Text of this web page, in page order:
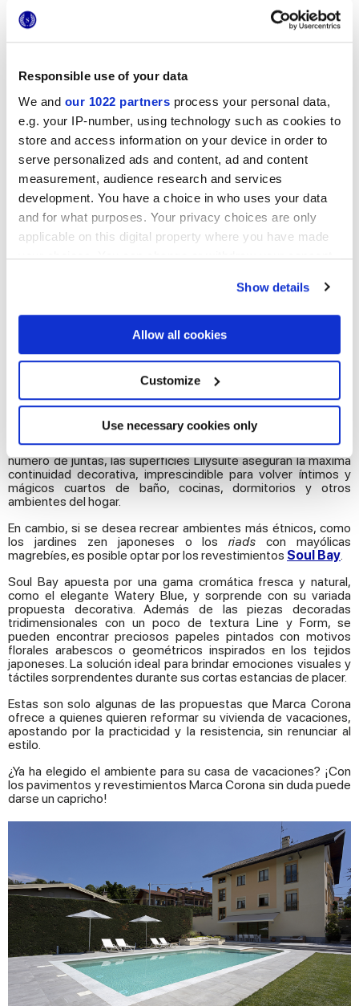
Responsible use of your data
We and our 1022 partners process your personal data,
e.g. your IP-number, using technology such as cookies to
store and access information on your device in order to
serve personalized ads and content, ad and content
measurement, audience research and services
development. You have a choice in who uses your data
and for what purposes. Your privacy choices are only
applicable on this digital property where you have made
your choices. You can change or withdraw your consent
If you allow, we would also like to:
Collect information about your geographical
location which can be accurate to within several
Identify your device by actively scanning it for
specific characteristics (fingerprinting)
Find out more about how your personal data is processed
and set your preferences in thedetails section.
We use cookies to personalise content and ads, to
provide social media features and to analyse our traffic.
our social media, advertising and analytics partners who
may combine it with other information that you’ve
provided to them or that they’ve collected from your use
of their services.
Show details
Allow all cookies
Customize
Use necessary cookies only
exterior a los ambientes cotidianos.
Para abrazar esta nueva tendencia decorativa, Marca Corona ha
capaces de recrear un ambiente íntimo y regenerador dentro
de los espacios residenciales.
Los revestimientosLilysuiteresponden a la necesidad de
volver a conectar con la naturaleza a través de patrones y
matices que se inspiran en la belleza de los jardines
impresionistas. La paleta combina tonalidades neutras con
detalles llamativos y se enriquece con dos motivos florales: los
lienzos difuminados de Villa, con delicados toques irisados, y
las elegantes flores de Biloba, con una agradable textura en
relieve. Gracias al formato 50x120, diseñado para minimizar el
número de juntas, las superficies Lilysuite aseguran la máxima
continuidad decorativa, imprescindible para volver íntimos y
mágicos cuartos de baño, cocinas, dormitorios y otros
ambientes del hogar.
En cambio, si se desea recrear ambientes más étnicos, como
los jardines zen japoneses o losriads con mayólicas
magrebíes, es posible optar por los revestimientos Soul Bay
Soul Bay apuesta por una gama cromática fresca y natural,
como el elegante Watery Blue, y sorprende con su variada
propuesta decorativa. Además de las piezas decoradas
tridimensionales con un poco de textura Line y Form, se
pueden encontrar preciosos papeles pintados con motivos
florales arabescos o geométricos inspirados en los tejidos
japoneses. La solución ideal para brindar emociones visuales y
táctiles sorprendentes durante sus cortas estancias de placer.
Estas son solo algunas de las propuestas que Marca Corona
ofrece a quienes quieren reformar su vivienda de vacaciones,
apostando por la practicidad y la resistencia, sin renunciar al
estilo.
¿Ya ha elegido el ambiente para su casa de vacaciones? ¡Con
los pavimentos y revestimientos Marca Corona sin duda puede
darse un capricho!